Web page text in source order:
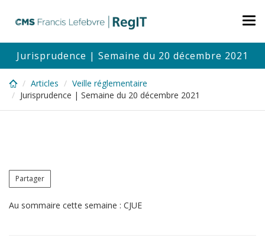
content
Jurisprudence | Semaine du 20 décembre 2021
Articles
Veille réglementaire
Jurisprudence | Semaine du 20 décembre 2021
Partager
Au sommaire cette semaine : CJUE